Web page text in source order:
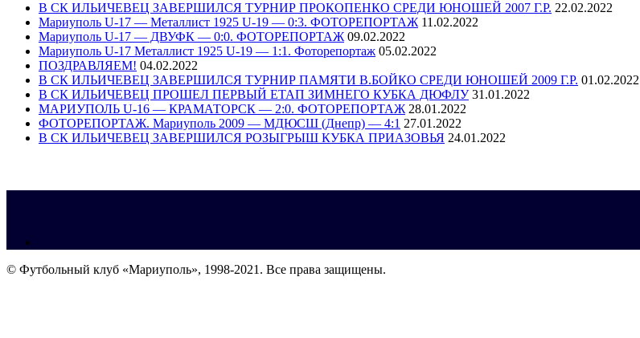
В СК ИЛЬИЧЕВЕЦ ЗАВЕРШИЛСЯ ТУРНИР ПРОКОПЕНКО СРЕДИ ЮНОШЕЙ 2007 Г.Р. 22.02.2022
Мариуполь U-17 — Металлист 1925 U-19 — 0:3. ФОТОРЕПОРТАЖ 11.02.2022
Мариуполь U-17 — ДВУФК — 0:0. ФОТОРЕПОРТАЖ 09.02.2022
Мариуполь U-17 Металлист 1925 U-19 — 1:1. Фоторепортаж 05.02.2022
ПОЗДРАВЛЯЕМ! 04.02.2022
В СК ИЛЬИЧЕВЕЦ ЗАВЕРШИЛСЯ ТУРНИР ПАМЯТИ В.БОЙКО СРЕДИ ЮНОШЕЙ 2009 Г.Р. 01.02.2022
В СК ИЛЬИЧЕВЕЦ ПРОШЕЛ ПЕРВЫЙ ЕТАП ЗИМНЕГО КУБКА ДЮФЛУ 31.01.2022
МАРИУПОЛЬ U-16 — КРАМАТОРСК — 2:0. ФОТОРЕПОРТАЖ 28.01.2022
ФОТОРЕПОРТАЖ. Мариуполь 2009 — МДЮСШ (Днепр) — 4:1 27.01.2022
В СК ИЛЬИЧЕВЕЦ ЗАВЕРШИЛСЯ РОЗЫГРЫШ КУБКА ПРИАЗОВЬЯ 24.01.2022
© Футбольный клуб «Мариуполь», 1998-2021. Все права защищены.